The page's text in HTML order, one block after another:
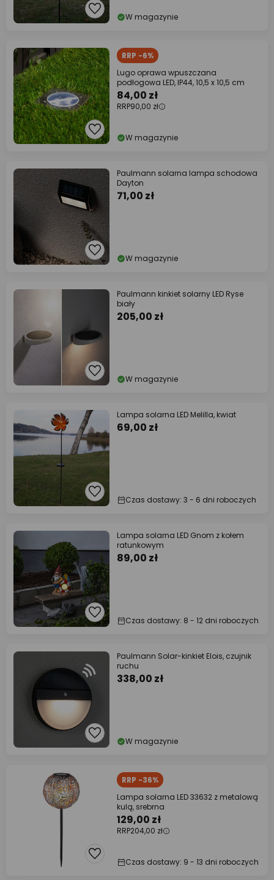
W magazynie
RRP -6%
Lugo oprawa wpuszczana
podłogowa LED, IP44, 10,5 x 10,5 cm
84,00 zł
RRP90,00 zł
W magazynie
Paulmann solarna lampa schodowa
Dayton
71,00 zł
W magazynie
Paulmann kinkiet solarny LED Ryse
biały
205,00 zł
W magazynie
Lampa solarna LED Melilla, kwiat
69,00 zł
Czas dostawy: 3 - 6 dni roboczych
Lampa solarna LED Gnom z kołem
ratunkowym
89,00 zł
Czas dostawy: 8 - 12 dni roboczych
Paulmann Solar-kinkiet Elois, czujnik
ruchu
338,00 zł
W magazynie
RRP -36%
Lampa solarna LED 33632 z metalową
kulą, srebrna
129,00 zł
RRP204,00 zł
Czas dostawy: 9 - 13 dni roboczych